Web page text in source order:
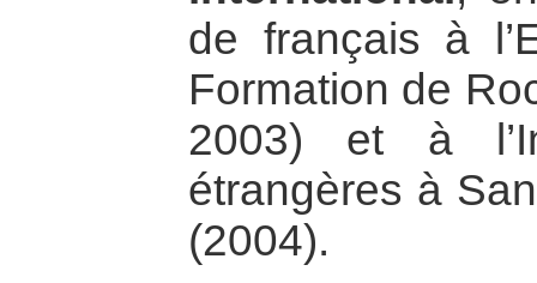
de français à
Formation de
2003) et à
étrangères à
(2004).